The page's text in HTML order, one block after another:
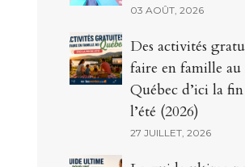
03 AOÛT, 2026
Des activités
faire en famille au
Québec d’ici la
l’été (2026)
27 JUILLET, 2026